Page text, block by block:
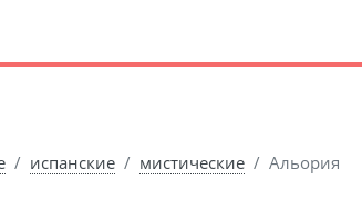
испанские мистические Альория